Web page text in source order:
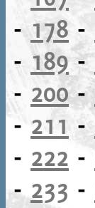
-178 -
- 189-
- 200-
- 211 -
- 222 -
- 233 -